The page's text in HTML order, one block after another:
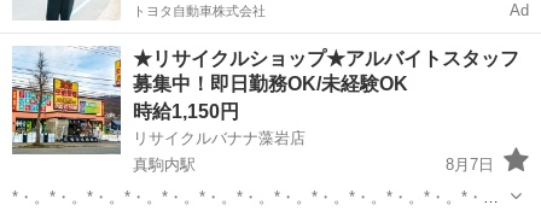
トヨタ自動車株式会社 Ad
★リサイクルショップ★アルバイトスタッフ
募集中！即日勤務OK/未経験OK
時給1,150円
リサイクルバナナ藻岩店
真駒内駅
8月7日
*・。*・。*・。*・。*・。*・。*・。*・。*・。*・。*・。*・。*・。